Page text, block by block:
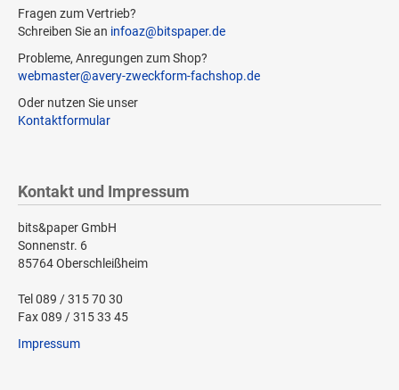
Fragen zum Vertrieb?
Schreiben Sie an infoaz@bitspaper.de
Probleme, Anregungen zum Shop?
webmaster@avery-zweckform-fachshop.de
Oder nutzen Sie unser
Kontaktformular
Kontakt und Impressum
bits&paper GmbH
Sonnenstr. 6
85764 Oberschleißheim
Tel 089 / 315 70 30
Fax 089 / 315 33 45
Impressum